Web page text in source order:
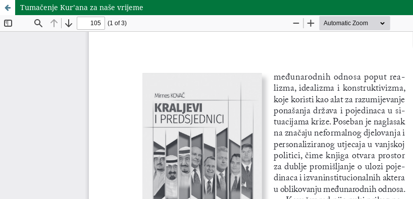
Tumačenje Kur’ana za naše vrijeme